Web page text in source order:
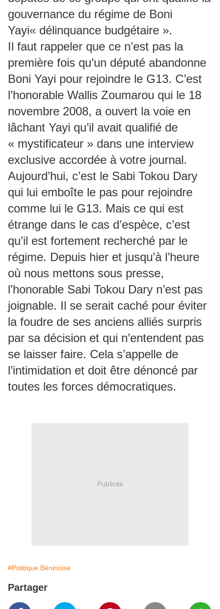
gouvernance du régime de Boni
Yayi« délinquance budgétaire ».
Il faut rappeler que ce n’est pas la
première fois qu’un député abandonne
Boni Yayi pour rejoindre le G13. C’est
l’honorable Wallis Zoumarou qui le 18
novembre 2008, a ouvert la voie en
lâchant Yayi qu’il avait qualifié de
« mystificateur » dans une interview
exclusive accordée à votre journal.
Aujourd’hui, c’est le Sabi Tokou Dary
qui lui emboîte le pas pour rejoindre
comme lui le G13. Mais ce qui est
étrange dans le cas d’espèce, c’est
qu’il est fortement recherché par le
régime. Depuis hier et jusqu’à l’heure
où nous mettons sous presse,
l’honorable Sabi Tokou Dary n’est pas
joignable. Il se serait caché pour éviter
la foudre de ses anciens alliés surpris
par sa décision et qui n’entendent pas
se laisser faire. Cela s’appelle de
l’intimidation et doit être dénoncé par
toutes les forces démocratiques.
Publicité
#Politique Béninoise
Partager